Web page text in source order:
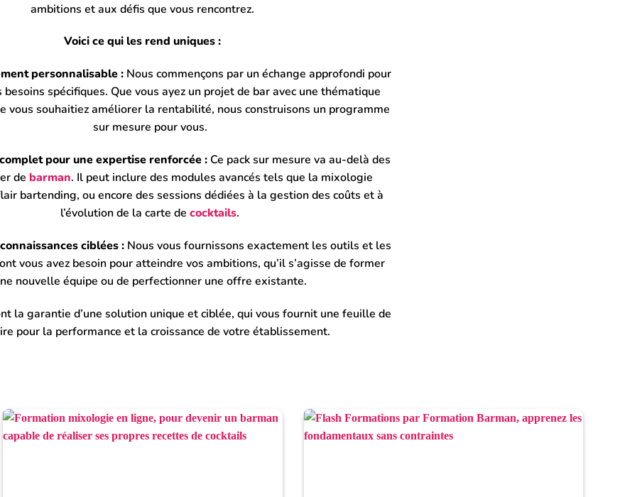
ambitions et aux défis que vous rencontrez.
Voici ce qui les rend uniques :
personnalisable : Nous commençons par un échange approfondi pour
besoins spécifiques. Que vous ayez un projet de bar avec une thématique
vous souhaitiez améliorer la rentabilité, nous construisons un programme
sur mesure pour vous.
pour une expertise renforcée : Ce pack sur mesure va au-delà des
de barman. Il peut inclure des modules avancés tels que la mixologie
bartending, ou encore des sessions dédiées à la gestion des coûts et à
l’évolution de la carte decocktails.
ciblées :Nous vous fournissons exactement les outils et les
vous avez besoin pour atteindre vos ambitions, qu’il s’agisse de former
nouvelle équipe ou de perfectionner une offre existante.
la garantie d’une solution unique et ciblée, qui vous fournit une feuille de
pour la performance et la croissance de votre établissement.